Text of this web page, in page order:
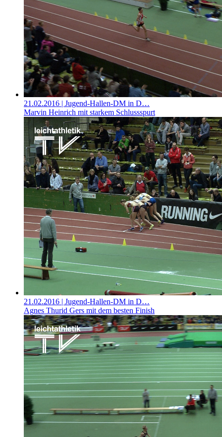
21.02.2016 | Jugend-Hallen-DM in D…
Marvin Heinrich mit starkem Schlussspurt
21.02.2016 | Jugend-Hallen-DM in D…
Agnes Thurid Gers mit dem besten Finish